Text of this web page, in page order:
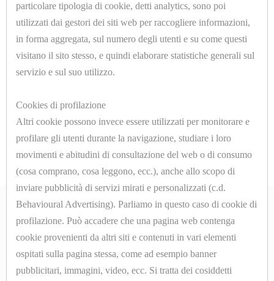
SAGOMA
IMPIANTISTICA,
CAVI,
TUBI
GUAINE
MANOMETRI
MICROINTERRUTTORI
MOLLE
U1010
MOLLETTONE POLIESTERE SP.=7mm. H.=1300mm.
<< < 1
ABOUT
Azienda
particolare tipologia di cookie, detti analytics, sono poi
utilizzati dai gestori dei siti web per raccogliere informazioni,
in forma aggregata, sul numero degli utenti e su come questi
visitano il sito stesso, e quindi elaborare statistiche generali sul
servizio e sul suo utilizzo.
Cookies di profilazione
Altri cookie possono invece essere utilizzati per monitorare e
profilare gli utenti durante la navigazione, studiare i loro
movimenti e abitudini di consultazione del web o di consumo
(cosa comprano, cosa leggono, ecc.), anche allo scopo di
inviare pubblicità di servizi mirati e personalizzati (c.d.
Behavioural Advertising). Parliamo in questo caso di cookie di
profilazione. Può accadere che una pagina web contenga
cookie provenienti da altri siti e contenuti in vari elementi
ospitati sulla pagina stessa, come ad esempio banner
pubblicitari, immagini, video, ecc. Si tratta dei cosiddetti